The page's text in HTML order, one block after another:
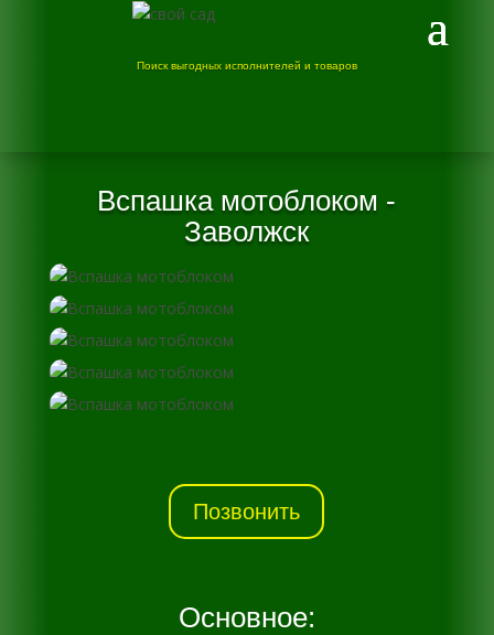
Поиск выгодных исполнителей и товаров
Вспашка мотоблоком -
Заволжск
Позвонить
Основное: